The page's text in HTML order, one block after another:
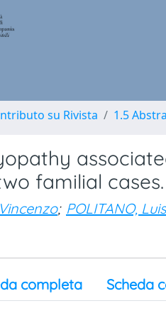
su Rivista 1.5
familial cases.
; POLITANO,
completa Scheda